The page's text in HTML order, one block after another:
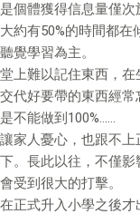
個體獲得信息量僅次
約有50%的時間都在
覺學習為主。
上難以記住東西，在
代好要帶的東西經常
不能做到100%……
家人憂心，也跟不上
。長此以往，不僅影
受到很大的打擊。
正式升入小學之後才